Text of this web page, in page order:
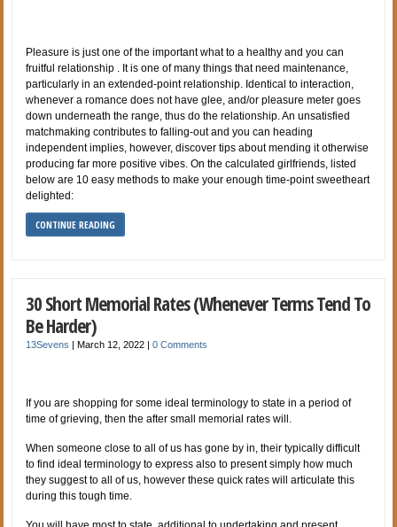
Pleasure is just one of the important what to a healthy and you can
fruitful relationship . It is one of many things that need maintenance,
particularly in an extended-point relationship. Identical to interaction,
whenever a romance does not have glee, and/or pleasure meter goes
down underneath the range, thus do the relationship. An unsatisfied
matchmaking contributes to falling-out and you can heading
independent implies, however, discover tips about mending it otherwise
producing far more positive vibes. On the calculated girlfriends, listed
below are 10 easy methods to make your enough time-point sweetheart
delighted:
CONTINUE READING
30 Short Memorial Rates (Whenever Terms Tend To
Be Harder)
13Sevens |March 12, 2022 |0 Comments
If you are shopping for some ideal terminology to state in a period of
time of grieving, then the after small memorial rates will.
When someone close to all of us has gone by in, their typically difficult
to find ideal terminology to express also to present simply how much
they suggest to all of us, however these quick rates will articulate this
during this tough time.